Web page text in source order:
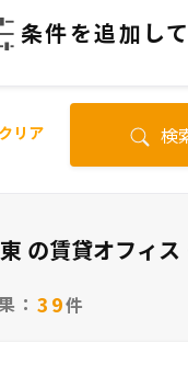
条件を追加し
クリア 検
の賃貸オフィ
： 39件